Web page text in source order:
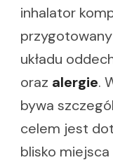
inhalator
układu
oraz alergie.
bywa
celem jest
blisko miejsca